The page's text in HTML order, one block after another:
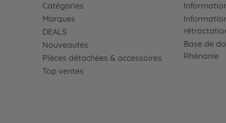
Catégories
Marques
DEALS
Nouveautés
Pièces détachées & accessoires
Top ventes
Base de
Rhénanie